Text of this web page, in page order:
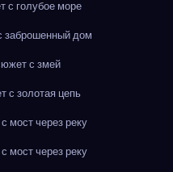
с голубое море
заброшенный дом
с змей
с золотая цепь
мост через реку
мост через реку